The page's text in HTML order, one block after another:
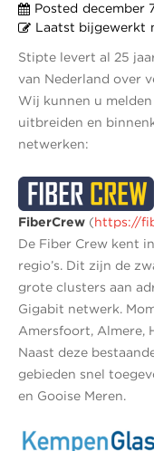
Posted december
Laatst bijgewerkt
Stipte levert al 25
van Nederland over
Wij kunnen u
uitbreiden en
netwerken:
FiberCrew (https://
De Fiber Crew kent
regio’s. Dit zijn de
grote clusters aan
Gigabit netwerk.
Amersfoort, Almere,
Naast deze
gebieden snel
en Gooise Meren.